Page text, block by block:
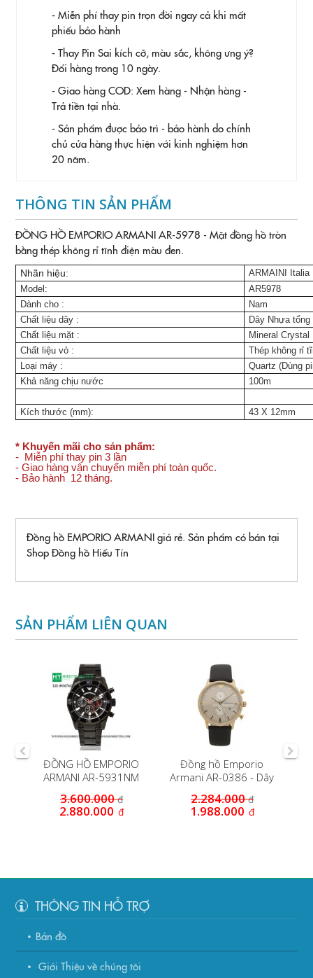
- Miễn phí thay pin trọn đời ngay cả khi mất
phiếu bảo hành
- Thay Pin Sai kích cỡ, màu sắc, không ưng ý?
Đổi hàng trong 10 ngày.
- Giao hàng COD: Xem hàng - Nhận hàng -
Trả tiền tại nhà.
- Sản phẩm được bảo trì - bảo hành do chính
chủ cửa hàng thực hiện với kinh nghiệm hơn
20 năm.
THÔNG TIN SẢN PHẨM
ĐỒNG HỒ EMPORIO ARMANI AR-5978 - Mặt đồng hồ tròn
bằng thép không rỉ tĩnh điện màu đen.
Nhãn hiệu:
ARMAINI Italia
Model:
AR5978
Dành cho :
Nam
Chất liệu dây :
Dây Nhựa
Chất liệu mặt :
Mineral Crystal
Chất liệu vỏ :
Thép không rỉ
Loại máy :
Quartz (Dùng
Khả năng chịu nước
100m
Kích thước (mm): 43 X 12mm
* Khuyến mãi cho sản phẩm:
- Miễn phí thay pin 3 lần
- Giao hàng vận chuyển miễn phí toàn quốc.
- Bảo hành 12 tháng.
Đồng hồ EMPORIO ARMANI giá rẻ. Sản phẩm có bán tại
Shop Đồng hồ Hiếu Tín
SẢN PHẨM LIÊN QUAN
ĐỒNG HỒ EMPORIO
ARMANI AR-5931NM
3.600.000đ
2.880.000 đ
Đồng hồ Emporio
Armani AR-0386 - Dây
2.284.000đ
1.988.000 đ
THÔNG TIN HỖ TRỢ
Bản đồ
Giới Thiệu về chúng tôi